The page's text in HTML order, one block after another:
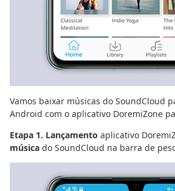
Vamos baixar músicas do SoundCloud
Android com o aplicativo DoremiZone
Etapa 1. Lançamento aplicativo
música do SoundCloud na barra de